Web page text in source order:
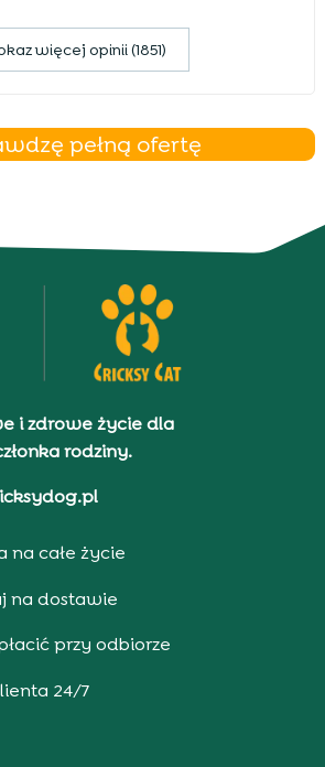
więcej opinii (1851)
pełną ofertę
i zdrowe życie dla
rodziny.
na całe życie
na dostawie
przy odbiorze
24/7